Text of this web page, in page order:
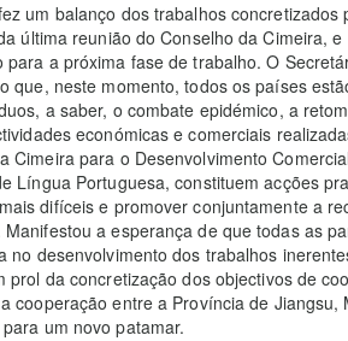
um balanço dos trabalhos
última reunião do Conselho da Cimeira,
para a próxima fase de trabalho. O
que, neste momento, todos os países
a saber, o combate epidémico, a
económicas e comerciais
Cimeira para o Desenvolvimento
Língua Portuguesa, constituem acções
difíceis e promover conjuntamente a
Manifestou a esperança de que todas as
no desenvolvimento dos trabalhos
prol da concretização dos objectivos de
cooperação entre a Província de
um novo patamar.